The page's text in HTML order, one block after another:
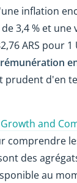
inflation
3,4 % et une
ARS pour
rémunération
d'en
and
comprendre
des
au